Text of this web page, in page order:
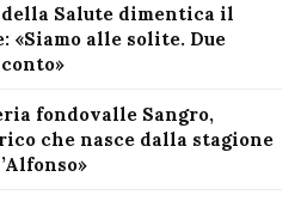
Salute dimentica il
«Siamo alle solite. Due
fondovalle Sangro,
che nasce dalla stagione